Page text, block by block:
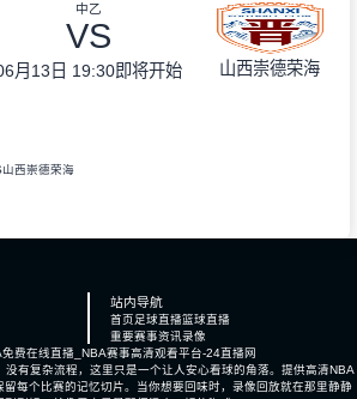
中乙
VS
月13日 19:30即将开始 山西崇德荣海
山西崇德荣海
站内导航
首页足球直播篮球直播
重要赛事资讯录像
费在线直播_NBA赛事高清观看平台-24直播网
有复杂流程，这里只是一个让人安心看球的角落。提供高清NBA
每个比赛的记忆切片。当你想要回味时，录像回放就在那里静静